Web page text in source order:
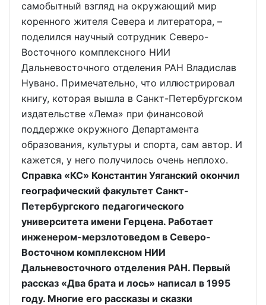
самобытный взгляд на окружающий мир
коренного жителя Севера и литератора, –
поделился научный сотрудник Северо-
Восточного комплексного НИИ
Дальневосточного отделения РАН Владислав
Нувано. Примечательно, что иллюстрировал
книгу, которая вышла в Санкт-Петербургском
издательстве «Лема» при финансовой
поддержке окружного Департамента
образования, культуры и спорта, сам автор. И
кажется, у него получилось очень неплохо.
Справка «КС» Константин Уяганский окончил
географический факультет Санкт-
Петербургского педагогического
университета имени Герцена. Работает
инженером-мерзлотоведом в Северо-
Восточном комплексном НИИ
Дальневосточного отделения РАН. Первый
рассказ «Два брата и лось» написал в 1995
году. Многие его рассказы и сказки